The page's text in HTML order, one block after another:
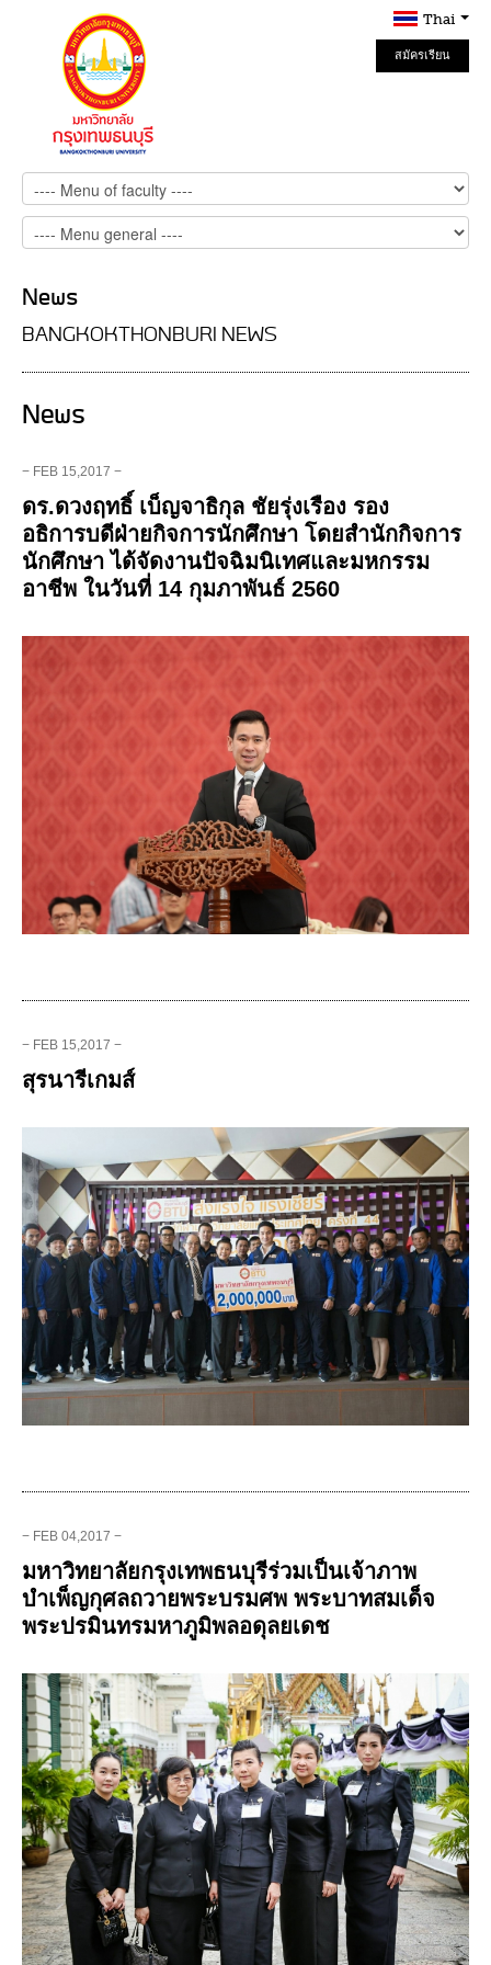
Thai
สมัครเรียน
Online
News
BANGKOKTHONBURI NEWS
News
− FEB 15,2017 −
ดร.ดวงฤทธิ์ เบ็ญจาธิกุล ชัยรุ่งเรือง รอง
อธิการบดีฝ่ายกิจการนักศึกษา โดยสำนักกิจการ
นักศึกษา ได้จัดงานปัจฉิมนิเทศและมหกรรม
อาชีพ ในวันที่ 14 กุมภาพันธ์ 2560
− FEB 15,2017 −
สุรนารีเกมส์
− FEB 04,2017 −
มหาวิทยาลัยกรุงเทพธนบุรีร่วมเป็นเจ้าภาพ
บำเพ็ญกุศลถวายพระบรมศพ พระบาทสมเด็จ
พระปรมินทรมหาภูมิพลอดุลยเดช